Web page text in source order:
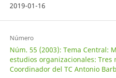
2019-01-16
Número
Núm. 55 (2003): Tema Central:
estudios organizacionales: Tres
Coordinador del TC Antonio